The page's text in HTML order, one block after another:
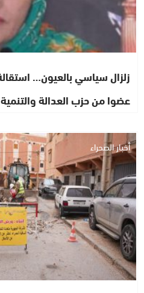
عضوا من حزب العدالة والتنمية
أخبار الصحراء